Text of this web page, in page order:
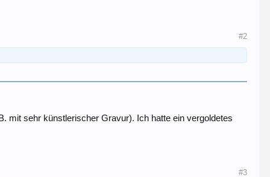
#2
mit sehr künstlerischer Gravur). Ich hatte ein vergoldetes
#3